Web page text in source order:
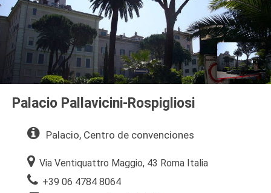
Palacio Pallavicini-Rospigliosi
Palacio, Centro de convenciones
Via Ventiquattro Maggio, 43 Roma Italia
+39 06 4784 8064